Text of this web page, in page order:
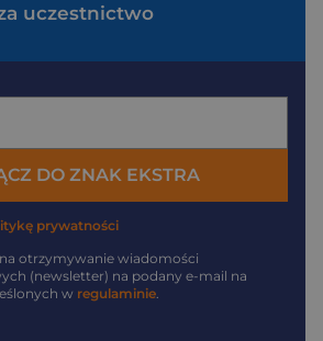
uczestnictwo
DO ZNAK EKSTRA
prywatności
otrzymywanie wiadomości
(newsletter) na podany e-mail na
w regulaminie